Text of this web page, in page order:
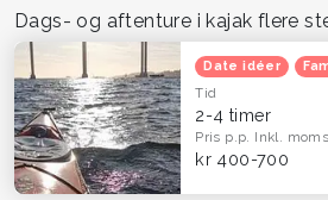
Dags- og aftenture i kajak flere
Date idéer
Tid
2-4 timer
Pris p.p. Inkl. moms
kr 400-700